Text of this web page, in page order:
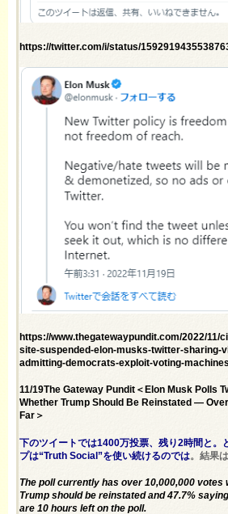
https://twitter.com/i/status/
https://www.thegatewaypundit.com/2022/11/
site-suspended-elon-musks-twitter-sharing-
admitting-democrats-exploit-voting-
11/19The Gateway Pundit＜Elon Musk Polls
Whether Trump Should Be Reinstated —
Far＞
下のツイートでは1400万投票、残り2時間と。
プは“Truth Social”を使い続けるのでは。結果
The poll currently has over 10,000,000 votes
Trump should be reinstated and 47.7%
are 10 hours left on the poll.